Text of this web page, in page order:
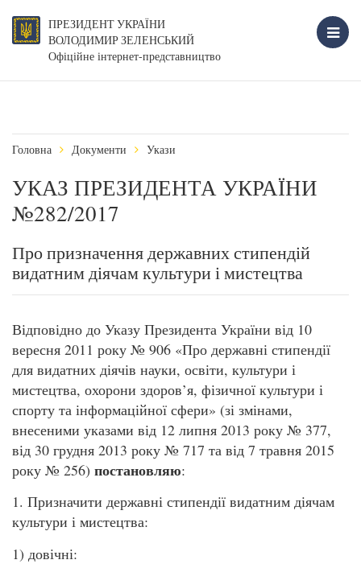
ПРЕЗИДЕНТ УКРАЇНИ
ВОЛОДИМИР ЗЕЛЕНСЬКИЙ
Офіційне інтернет-представництво
Головна Документи Укази
УКАЗ ПРЕЗИДЕНТА УКРАЇНИ
№282/2017
Про призначення державних стипендій
видатним діячам культури і мистецтва
Відповідно до Указу Президента України від 10
вересня 2011 року № 906 «Про державні стипендії
для видатних діячів науки, освіти, культури і
мистецтва, охорони здоров’я, фізичної культури і
спорту та інформаційної сфери» (зі змінами,
внесеними указами від 12 липня 2013 року № 377,
від 30 грудня 2013 року № 717 та від 7 травня 2015
року № 256) постановляю:
1. Призначити державні стипендії видатним діячам
культури і мистецтва:
1) довічні: